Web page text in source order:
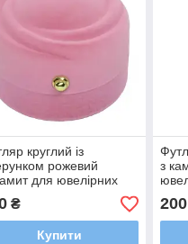
круглий із
рожевий
для ювелірних
під кільце або
розмір 6Х6Х4.5
₴
Купити
з
200